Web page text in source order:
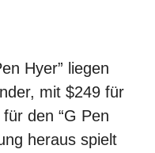
Hyer” liegen
mit $249 für
den “G Pen
heraus spielt